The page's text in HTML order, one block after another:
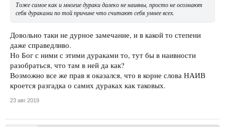
Тоже самое как и многие дураки далеко не наивны, просто не осознают
себя дураками по той причине что считают себя умнее всех.
Довольно таки не дурное замечание, и в какой то степени
даже справедливо.
Но Бог с ними с этими дураками то, тут бы в наивности
разобраться, что там в ней да как?
Возможно все же прав я оказался, что в корне слова НАИВ
кроется разгадка о самих дураках как таковых.
23 авг 2019